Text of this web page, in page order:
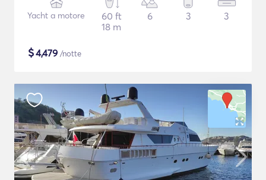
Yacht a motore
60 ft
18 m
6 3 3
$4,479 /notte